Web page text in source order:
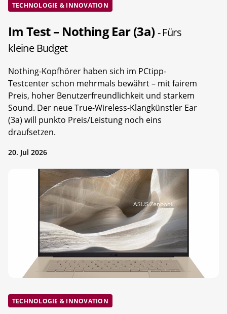
TECHNOLOGIE & INNOVATION
Im Test – Nothing Ear (3a)- Fürs
kleine Budget
Nothing-Kopfhörer haben sich im PCtipp-
Testcenter schon mehrmals bewährt – mit fairem
Preis, hoher Benutzerfreundlichkeit und starkem
Sound. Der neue True-Wireless-Klangkünstler Ear
(3a) will punkto Preis/Leistung noch eins
draufsetzen.
20. Jul 2026
TECHNOLOGIE & INNOVATION